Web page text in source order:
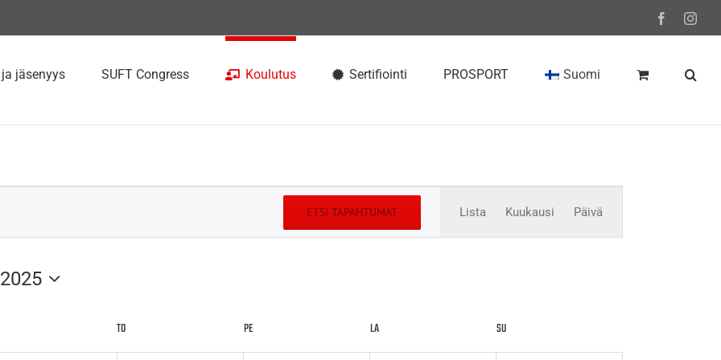
Facebook
jäsenyys SUFT Congress Koulutus Sertifiointi PROSPORT Suomi
ETSI TAPAHTUMAT
Views
Navigation
Lista Kuukausi Päivä
KESKIVIIKKO TO PEPERJANTAI LALAUANTAI SUSUNNUNTAI